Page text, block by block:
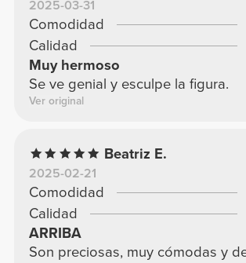
2025-03-31
Comodidad
Calidad
Muy hermoso
Se ve genial y esculpe la figura.
Ver original
Beatriz E.
2025-02-21
Comodidad
Calidad
ARRIBA
Son preciosas, muy cómodas y